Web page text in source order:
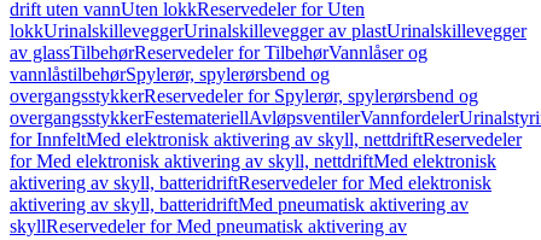
drift uten vannUten lokkReservedeler for Uten
lokkUrinalskilleveggerUrinalskillevegger av plastUrinalskillevegger
av glassTilbehørReservedeler for TilbehørVannlåser og
vannlåstilbehørSpylerør, spylerørsbend og
overgangsstykkerReservedeler for Spylerør, spylerørsbend og
overgangsstykkerFestemateriellAvløpsventilerVannfordeler
for InnfeltMed elektronisk aktivering av skyll, nettdriftReservedeler
for Med elektronisk aktivering av skyll, nettdriftMed elektronisk
aktivering av skyll, batteridriftReservedeler for Med elektronisk
aktivering av skyll, batteridriftMed pneumatisk aktivering av
skyllReservedeler for Med pneumatisk aktivering av